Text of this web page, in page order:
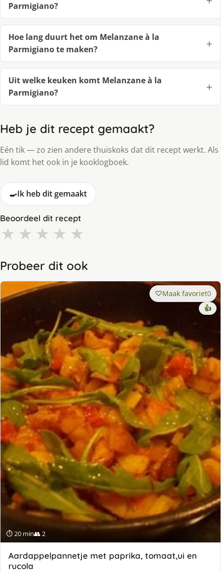
Parmigiano?
Hoe lang duurt het om Melanzane à la
Parmigiano te maken?
Uit welke keuken komt Melanzane à la
Parmigiano?
Heb je dit recept gemaakt?
Eén tik — zo zien andere thuiskoks dat dit recept werkt. Als
lid komt het ook in je kooklogboek.
🍳Ik heb dit gemaakt
Beoordeel dit recept
★ ★ ★ ★ ★
Probeer dit ook
⏱ 20 min👥 2
Maak favoriet0
👍
Aardappelpannetje met paprika, tomaat,ui en
rucola